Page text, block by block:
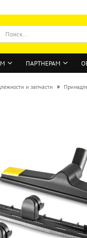
ПАРТНЕРАМ
и запчасти »